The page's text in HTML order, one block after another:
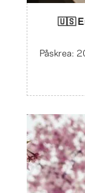
🇺🇸
Påskrea: